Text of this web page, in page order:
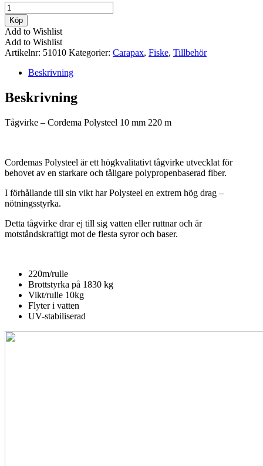
Tågvirke
-
Cordema
Polysteel
10
mm
mängd
Köp
Add to Wishlist
Add to Wishlist
Artikelnr: 51010 Kategorier: Carapax, Fiske, Tillbehör
Beskrivning
Beskrivning
Tågvirke – Cordema Polysteel 10 mm 220 m
Cordemas Polysteel är ett högkvalitativt tågvirke utvecklat för
behovet av en starkare och tåligare polypropenbaserad fiber.
I förhållande till sin vikt har Polysteel en extrem hög drag –
nötningsstyrka.
Detta tågvirke drar ej till sig vatten eller ruttnar och är
motståndskraftigt mot de flesta syror och baser.
220m/rulle
Brottstyrka på 1830 kg
Vikt/rulle 10kg
Flyter i vatten
UV-stabiliserad